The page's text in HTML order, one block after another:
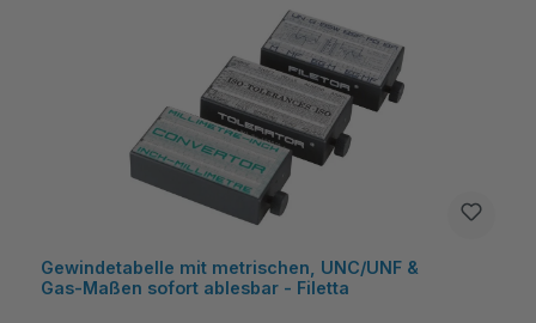
Gewindetabelle mit metrischen, UNC/UNF &
Gas‑Maßen sofort ablesbar - Filetta